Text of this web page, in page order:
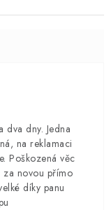
dny. Jedna
na reklamaci
Poškozená věc
za novou přímo
díky panu